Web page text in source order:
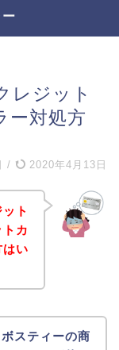
レジット
ー対処方
/ 2020年4月13日
ト
カ
はい
スティーの商